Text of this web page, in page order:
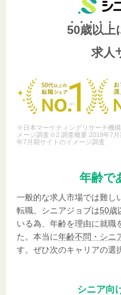
50歳以上
求人
※日本マーケティングリサーチ機
メージ調査※2 調査概要:2019年7
年7月期サイトのイメージ調査
年齢で
一般的な求人市場では難し
転職。シニアジョブは50歳
いる為、年齢を理由に就職
た。本当に年齢不問・シニ
す。ぜひ次のキャリアの選
シニア向